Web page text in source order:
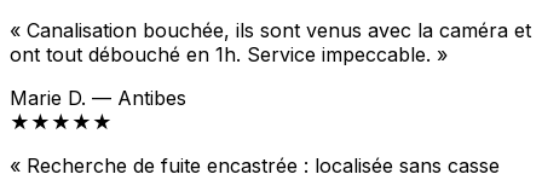
« Canalisation bouchée, ils sont venus avec la caméra et
ont tout débouché en 1h. Service impeccable. »
Marie D. — Antibes
★★★★★
« Recherche de fuite encastrée : localisée sans casse